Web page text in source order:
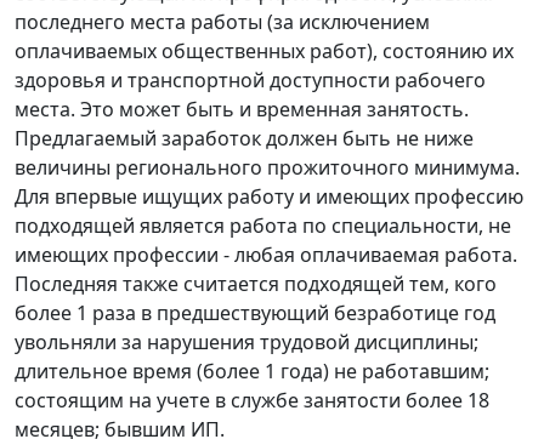
последнего места работы (за исключением
оплачиваемых общественных работ), состоянию их
здоровья и транспортной доступности рабочего
места. Это может быть и временная занятость.
Предлагаемый заработок должен быть не ниже
величины регионального прожиточного минимума.
Для впервые ищущих работу и имеющих профессию
подходящей является работа по специальности, не
имеющих профессии - любая оплачиваемая работа.
Последняя также считается подходящей тем, кого
более 1 раза в предшествующий безработице год
увольняли за нарушения трудовой дисциплины;
длительное время (более 1 года) не работавшим;
состоящим на учете в службе занятости более 18
месяцев; бывшим ИП.